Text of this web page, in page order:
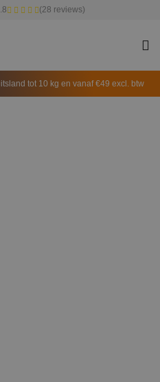
(28 reviews)
tot 10 kg en vanaf €49 excl. btw